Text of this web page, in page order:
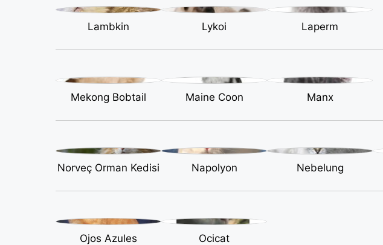
Lambkin Lykoi Laperm
Mekong Bobtail Maine Coon Manx
Norveç Orman Kedisi Napolyon Nebelung
Ojos Azules Ocicat